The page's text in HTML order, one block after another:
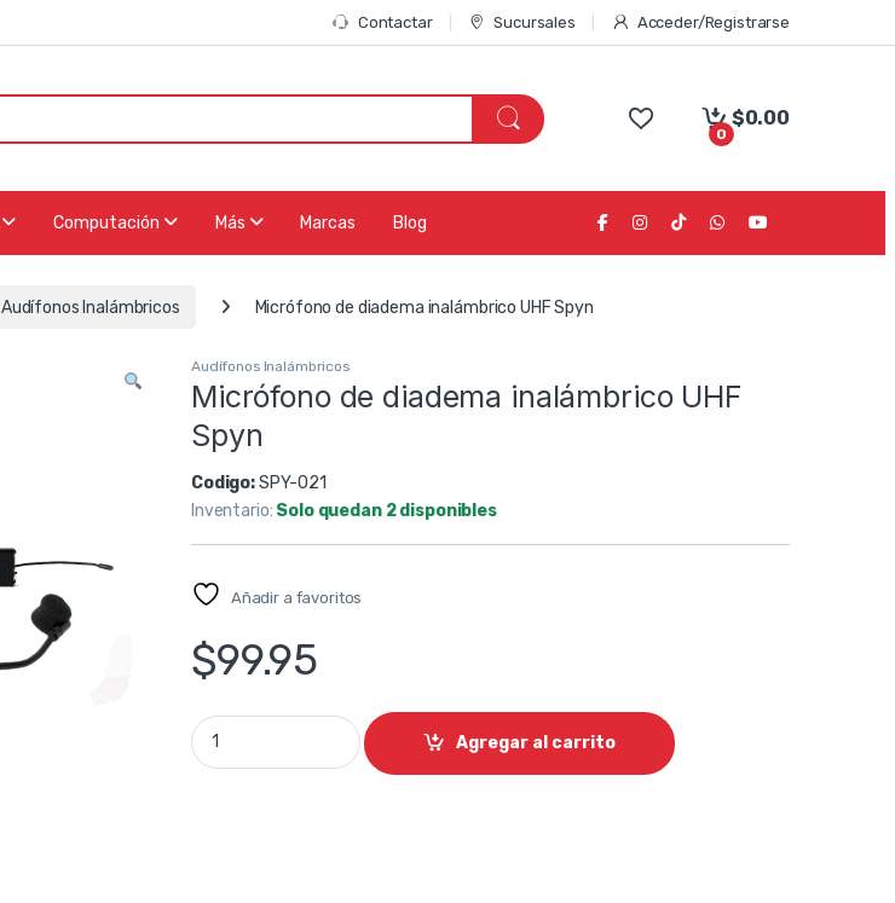
Contactar Sucursales Acceder/Registrarse
0
$0.00
Computación Más Marcas Blog
Audífonos Inalámbricos Micrófono de diadema inalámbrico UHF Spyn
Audífonos Inalámbricos
Micrófono de diadema inalámbrico UHF
Spyn
Codigo:SPY-021
Inventario: Solo quedan 2 disponibles
Añadir a favoritos
$99.95
Micrófono de diadema inalámbrico UHF Spyn quantity
Agregar al carrito